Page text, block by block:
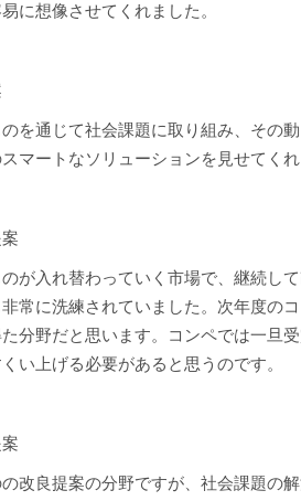
に想像させてくれました。
を通じて社会課題に取り組み、その
マートなソリューションを見せてくれ
が入れ替わっていく市場で、継続し
常に洗練されていました。次年度の
分野だと思います。コンペでは一旦
い上げる必要があると思うのです。
改良提案の分野ですが、社会課題の